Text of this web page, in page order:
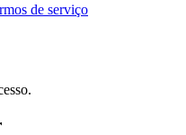
de serviço